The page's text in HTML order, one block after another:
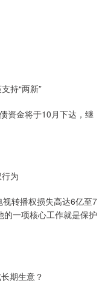
持“两新”
资金将于10月下达，继
为
转播权损失高达6亿至7
的一项核心工作就是保护
期生意？